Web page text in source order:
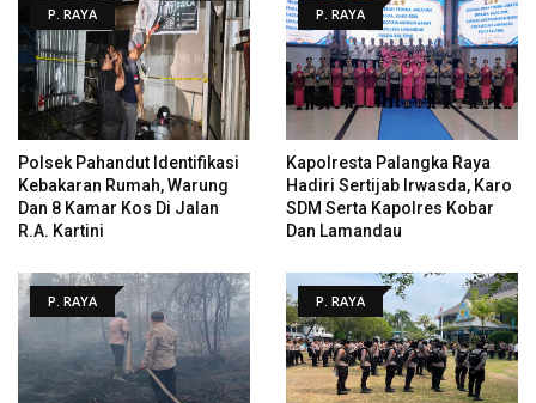
P. RAYA
Polsek Pahandut Identifikasi
Kebakaran Rumah, Warung
Dan 8 Kamar Kos Di Jalan
R.A. Kartini
P. RAYA
Kapolresta Palangka Raya
Hadiri Sertijab Irwasda, Karo
SDM Serta Kapolres Kobar
Dan Lamandau
P. RAYA P. RAYA